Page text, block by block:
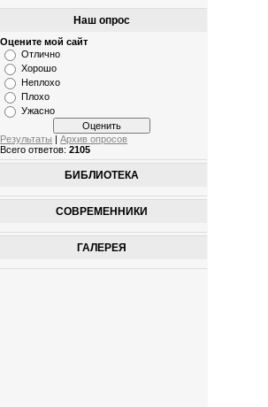
Наш опрос
Оцените мой сайт
Отлично
Хорошо
Неплохо
Плохо
Ужасно
Результаты |Архив опросов
Всего ответов:2105
БИБЛИОТЕКА
СОВРЕМЕННИКИ
ГАЛЕРЕЯ